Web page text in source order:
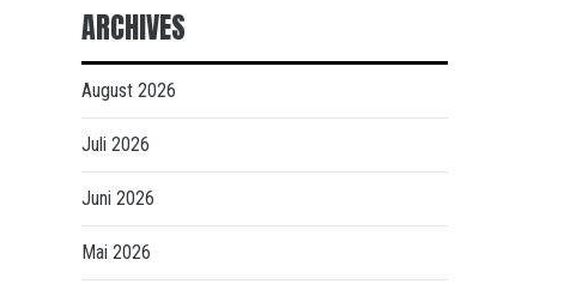
ARCHIVES
August 2026
Juli 2026
Juni 2026
Mai 2026